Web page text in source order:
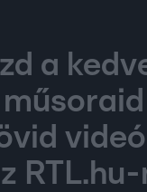
a
műsoraid
RTL.hu-